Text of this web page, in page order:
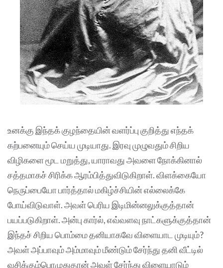
உனக்கு இந்தக் குழந்தையின் வளர்ப்பு குறித்து எந்தக்
கற்பனையும் செய்ய முடியாது. இரவு முழுவதும் சிறிய
விழிகளை மூட மறுத்து, யாராவது அவளை நோக்கினால்
சத்தமாகச் சிரிக்க ஆரம்பித்துவிடுகிறாள். விளக்கையோ
நெருப்பையோ பார்த்தால் மகிழ்ச்சியின் எல்லைக்கே
போய்விடுவாள். அவள் பெரிய இடிமின்னலுக்குத்தான்
பயப்படுகிறாள். அன்பு கார்ல், எவ்வளவு நாட்களுக்குத்தான்
இந்தச் சிறிய பொம்மை தனியாகவே விளையாட முடியும்?
அவள் அப்பாவும் அம்மாவும் மீண்டும் சேர்ந்து தனி வீட்டில்
வசிக்கும்பொழுதுதான் அவள் சேர்ந்து விளையாடும்